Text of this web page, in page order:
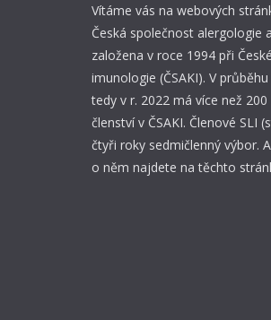
m
u
n
o
o
g
Vítáme vás na webových
Česká společnost alergologie
založena v roce 1994 při
imunologie (ČSAKI). V
tedy v r. 2022 má více než
členství v ČSAKI. Členové SLI
čtyři roky sedmičlenný výbor.
o něm najdete na těchto